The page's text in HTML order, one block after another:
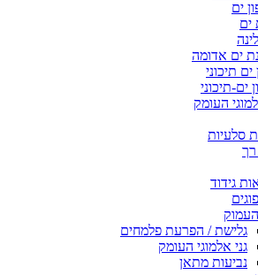
ים
ים
ים אדומה
ים תיכוני
ים-תיכוני
העומק
סלעיות
גידוד
גלישת / הפרעת פלמחים
גני אלמוגי העומק
נביעות מתאן